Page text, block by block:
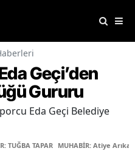
Geçi’den
Gururu
Eda Geçi Belediye
TUĞBA TAPAR MUHABİR: Atiye Arıkan